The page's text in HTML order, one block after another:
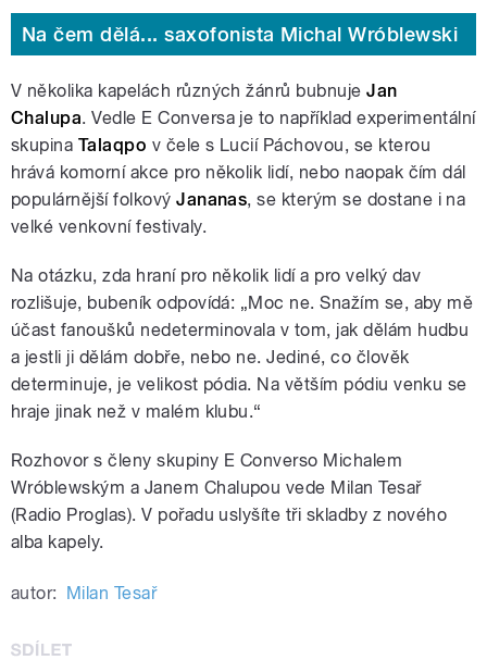
Na čem dělá... saxofonista Michal Wróblewski
V několika kapelách různých žánrů bubnujeJan
Chalupa. Vedle E Conversa je to například experimentální
skupina Talaqpo v čele s Lucií Páchovou, se kterou
hrává komorní akce pro několik lidí, nebo naopak čím dál
populárnější folkovýJananas, se kterým se dostane i na
velké venkovní festivaly.
Na otázku, zda hraní pro několik lidí a pro velký dav
rozlišuje, bubeník odpovídá: „Moc ne. Snažím se, aby mě
účast fanoušků nedeterminovala v tom, jak dělám hudbu
a jestli ji dělám dobře, nebo ne. Jediné, co člověk
determinuje, je velikost pódia. Na větším pódiu venku se
hraje jinak než v malém klubu.“
Rozhovor s členy skupiny E Converso Michalem
Wróblewským a Janem Chalupou vede Milan Tesař
(Radio Proglas). V pořadu uslyšíte tři skladby z nového
alba kapely.
autor: Milan Tesař